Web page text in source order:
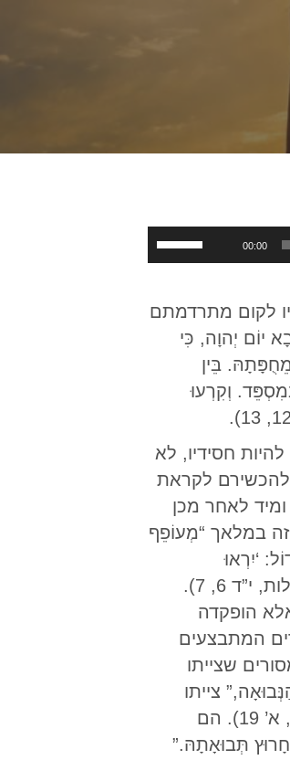
00:00
Use
Up/Down
keys
volume.
לקום מתרדמתם
יוֹם יְהוָה, כִּי
בֵּין
וְקִרְעוּ
חסידיו, לא
לקראת
לאחר מכן
במלאך “מְעוֹפֵף
‘יִרְאוּ
אֶת אֱלֹהִים וּתְנוּ לוֹ כָּבוֹד, כִּי בָּאָה עֵת מִשְׁפָּטוֹ. הִשְׁתַּחֲווּ לְעוֹשֵׂה הַשָּׁמַיִם וְהָאָרֶץ וְהַיָּם וּמַעַיְנוֹת הַמַּיִם'” (ההתגלות, י”ד 6, 7).
הופקדה
המתבצעים
שצייתו
צייתו
לאזהרה הטמונה בנבואה והתייחסו אליה “כְּאֶל נֵר מֵאִיר בִּמְקוֹם אֹפֶל, עַד כִּי יִבְקַע אוֹר הַיּוֹם וְיִזְרַח” (פטר”ב, א’ 19). הם
תְּבוּאָתָהּ.”